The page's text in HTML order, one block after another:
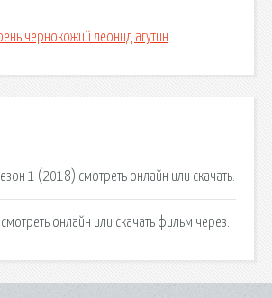
чернокожий леонид агутин
1 (2018) смотреть онлайн или скачать.
онлайн или скачать фильм через.